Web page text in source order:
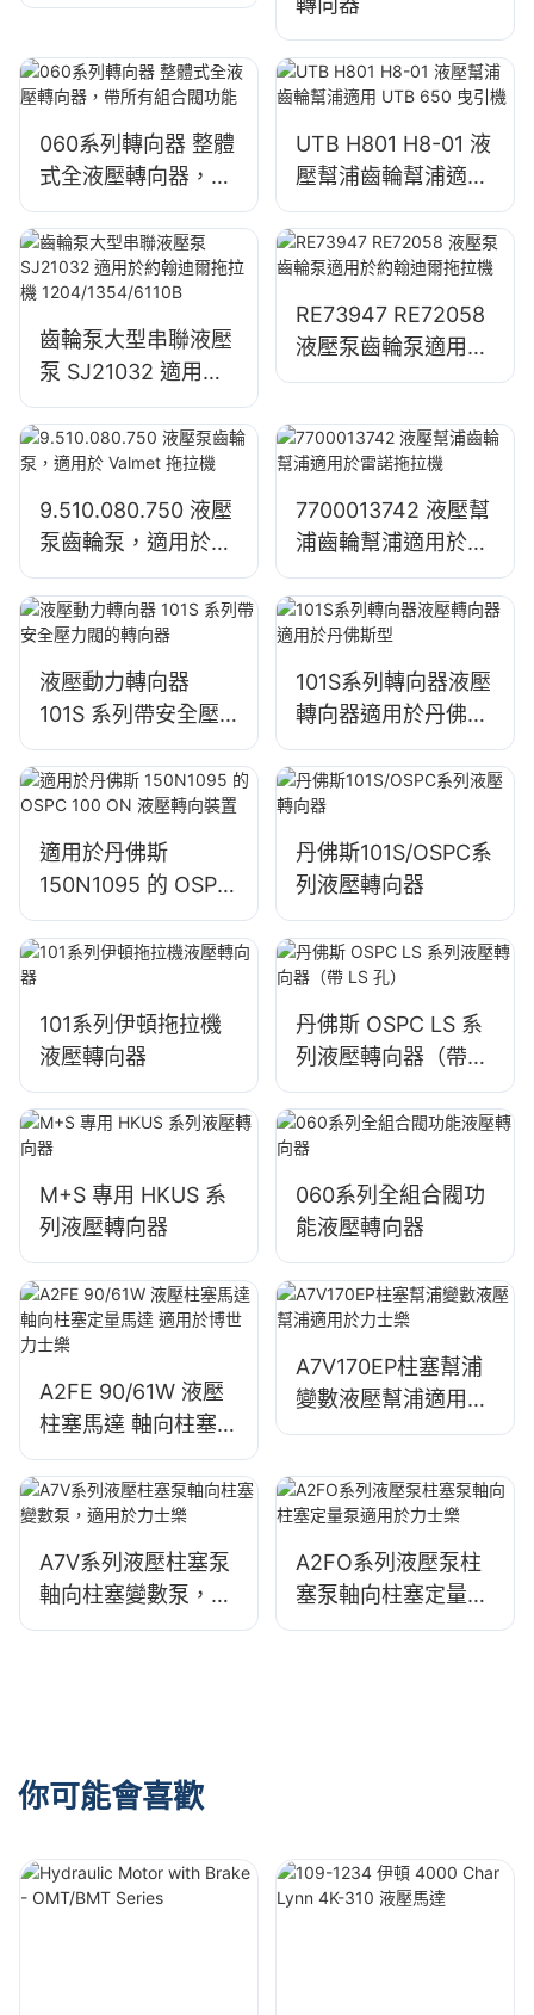
060系列轉向器 整體
式全液壓轉向器，帶
所有組合閥功能
UTB H801 H8-01 液
壓幫浦齒輪幫浦適用
UTB 650 曳引機
齒輪泵大型串聯液壓
泵 SJ21032 適用於
約翰迪爾拖拉機
1204/1354/6110B
RE73947 RE72058
液壓泵齒輪泵適用於
約翰迪爾拖拉機
9.510.080.750 液壓
泵齒輪泵，適用於
Valmet 拖拉機
7700013742 液壓幫
浦齒輪幫浦適用於雷
諾拖拉機
液壓動力轉向器
101S 系列帶安全壓
力閥的轉向器
101S系列轉向器液壓
轉向器適用於丹佛斯
型
適用於丹佛斯
150N1095 的 OSPC
100 ON 液壓轉向裝
置
丹佛斯101S/OSPC系
列液壓轉向器
101系列伊頓拖拉機
液壓轉向器
丹佛斯 OSPC LS 系
列液壓轉向器（帶
LS 孔）
M+S 專用 HKUS 系
列液壓轉向器
060系列全組合閥功
能液壓轉向器
A2FE 90/61W 液壓
柱塞馬達 軸向柱塞定
量馬達 適用於博世力
士樂
A7V170EP柱塞幫浦
變數液壓幫浦適用於
力士樂
A7V系列液壓柱塞泵
軸向柱塞變數泵，適
用於力士樂
A2FO系列液壓泵柱
塞泵軸向柱塞定量泵
適用於力士樂
你可能會喜歡